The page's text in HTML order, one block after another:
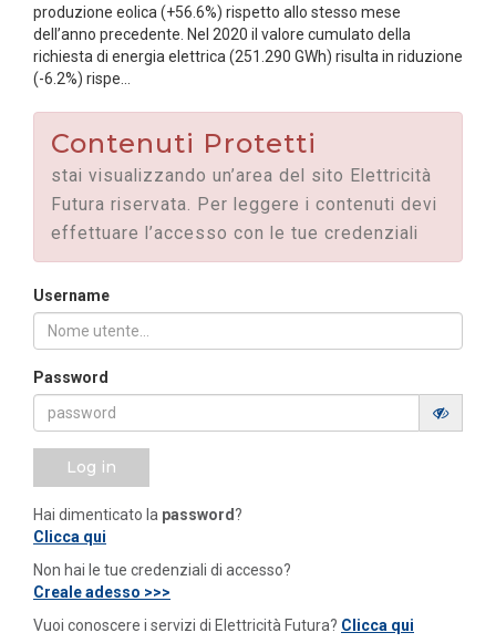
produzione eolica (+56.6%) rispetto allo stesso mese
dell’anno precedente. Nel 2020 il valore cumulato della
richiesta di energia elettrica (251.290 GWh) risulta in riduzione
(-6.2%) rispe...
Contenuti Protetti
stai visualizzando un’area del sito Elettricità
Futura riservata. Per leggere i contenuti devi
effettuare l’accesso con le tue credenziali
Username
Password
Log in
Hai dimenticato la password ?
Clicca qui
Non hai le tue credenziali di accesso?
Creale adesso >>>
Vuoi conoscere i servizi di Elettricità Futura? Clicca qui